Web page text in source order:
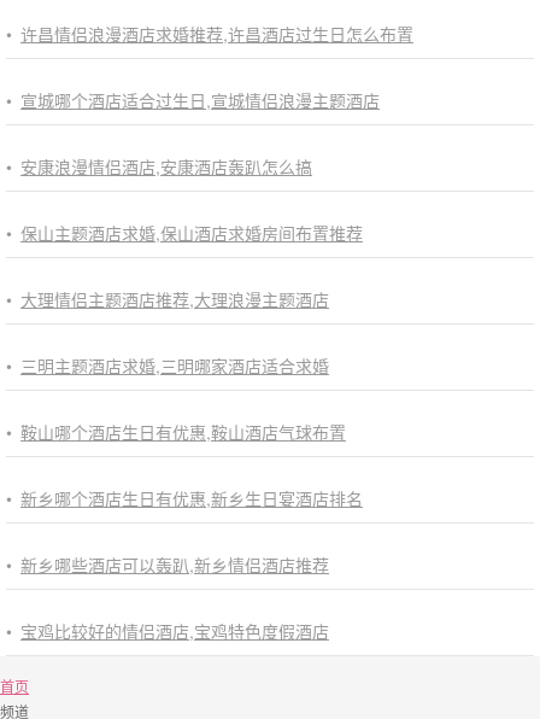
• 许昌情侣浪漫酒店求婚推荐,许昌酒店过生日怎么布置
• 宣城哪个酒店适合过生日,宣城情侣浪漫主题酒店
• 安康浪漫情侣酒店,安康酒店轰趴怎么搞
• 保山主题酒店求婚,保山酒店求婚房间布置推荐
• 大理情侣主题酒店推荐,大理浪漫主题酒店
• 三明主题酒店求婚,三明哪家酒店适合求婚
• 鞍山哪个酒店生日有优惠,鞍山酒店气球布置
• 新乡哪个酒店生日有优惠,新乡生日宴酒店排名
• 新乡哪些酒店可以轰趴,新乡情侣酒店推荐
• 宝鸡比较好的情侣酒店,宝鸡特色度假酒店
首页
频道